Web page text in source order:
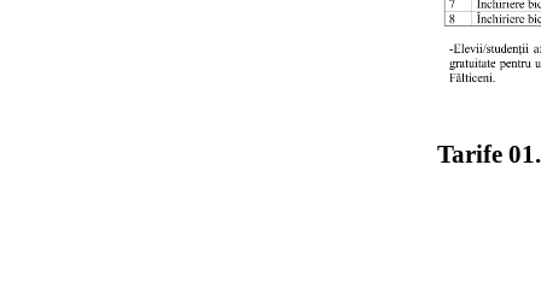
Tarife